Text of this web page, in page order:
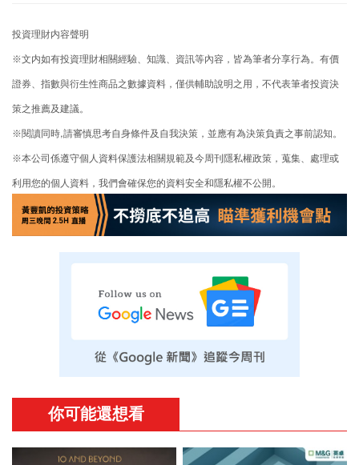
投資理財内容聲明
※文内如有投資理財相關經驗、知識、資訊等內容，皆為筆者分享行為。有價
證券、指數與衍生性商品之數據資料，僅供輔助說明之用，不代表筆者投資決
策之推薦及建議。
※閱讀同時,請審慎思考自身條件及自我決策，並應有為決策負責之事前認知。
※本公司係遵守個人資料保護法相關規範及今周刊隱私權政策，蒐集、處理或
利用您的個人資料，我們會確保您的資料安全和隱私權不公開。